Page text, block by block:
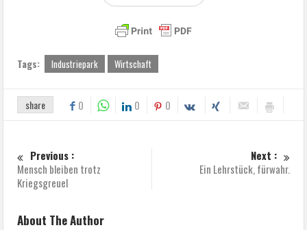
Tags: Industriepark Wirtschaft
share 0 0 0
Previous :
Mensch bleiben trotz
Kriegsgreuel
Next :
Ein Lehrstück, fürwahr.
About The Author